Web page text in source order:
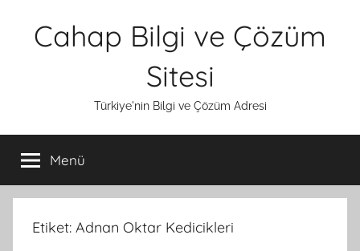
Cahap Bilgi ve Çözüm
Sitesi
Türkiye'nin Bilgi ve Çözüm Adresi
Menü
Etiket: Adnan Oktar Kedicikleri